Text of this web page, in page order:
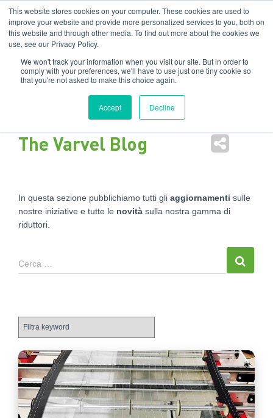
This website stores cookies on your computer. These cookies are used to
improve your website and provide more personalized services to you, both on
this website and through other media. To find out more about the cookies we
use, see our Privacy Policy.
We won't track your information when you visit our site. But in order to
comply with your preferences, we'll have to use just one tiny cookie so
that you're not asked to make this choice again.
Accept Decline
Filiali: India USA EN IT
The Varvel Blog
In questa sezione pubblichiamo tutti gli aggiornamenti sulle
nostre iniziative e tutte le novità sulla nostra gamma di
riduttori.
Cerca …